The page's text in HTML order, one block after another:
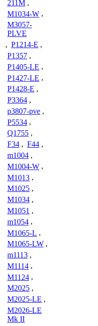
211M ,
M1034-W ,
M3057-
PLVE
, P1214-E ,
P1357 ,
P1405-LE ,
P1427-LE ,
P1428-E ,
P3364 ,
p3807-pve ,
P5534 ,
Q1755 ,
F34 , F44 ,
m1004 ,
M1004-W ,
M1013 ,
M1025 ,
M1034 ,
M1051 ,
m1054 ,
M1065-L ,
M1065-LW ,
m1113 ,
M1114 ,
M1124 ,
M2025 ,
M2025-LE ,
M2026-LE
Mk II